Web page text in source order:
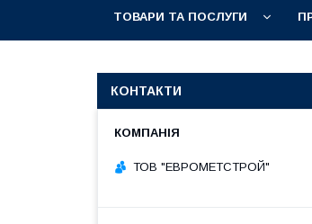
ТОВАРИ ТА ПОСЛУГИ
КОНТАКТИ
ТОВ "ЕВРОМЕТСТРОЙ"